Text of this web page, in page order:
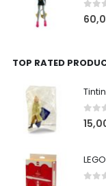
0
TOP RATED
0